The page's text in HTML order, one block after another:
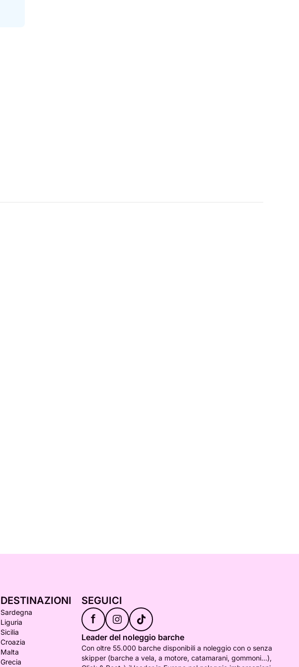
DESTINAZIONI
Sardegna
Liguria
Sicilia
Croazia
Malta
Grecia
SEGUICI
f
Leader del noleggio barche
Con oltre 55.000 barche disponibili a noleggio con o senza
skipper (barche a vela, a motore, catamarani, gommoni...),